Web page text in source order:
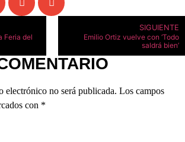
Feria del
SIGUIENTE
Emilio Ortiz vuelve con ‘Todo
saldrá bien’
electrónico no será publicada. Los campos
con *